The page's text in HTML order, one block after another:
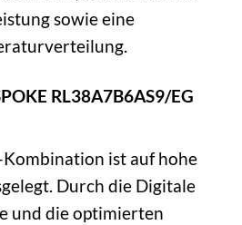
sowie eine
RL38A7B6AS9/EG
ist auf hohe
Durch die Digitale
und die optimierten